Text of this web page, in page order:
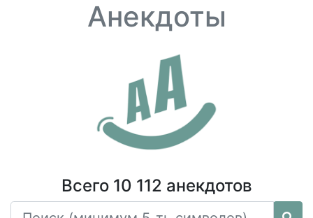
Анекдоты
Всего 10 112 анекдотов